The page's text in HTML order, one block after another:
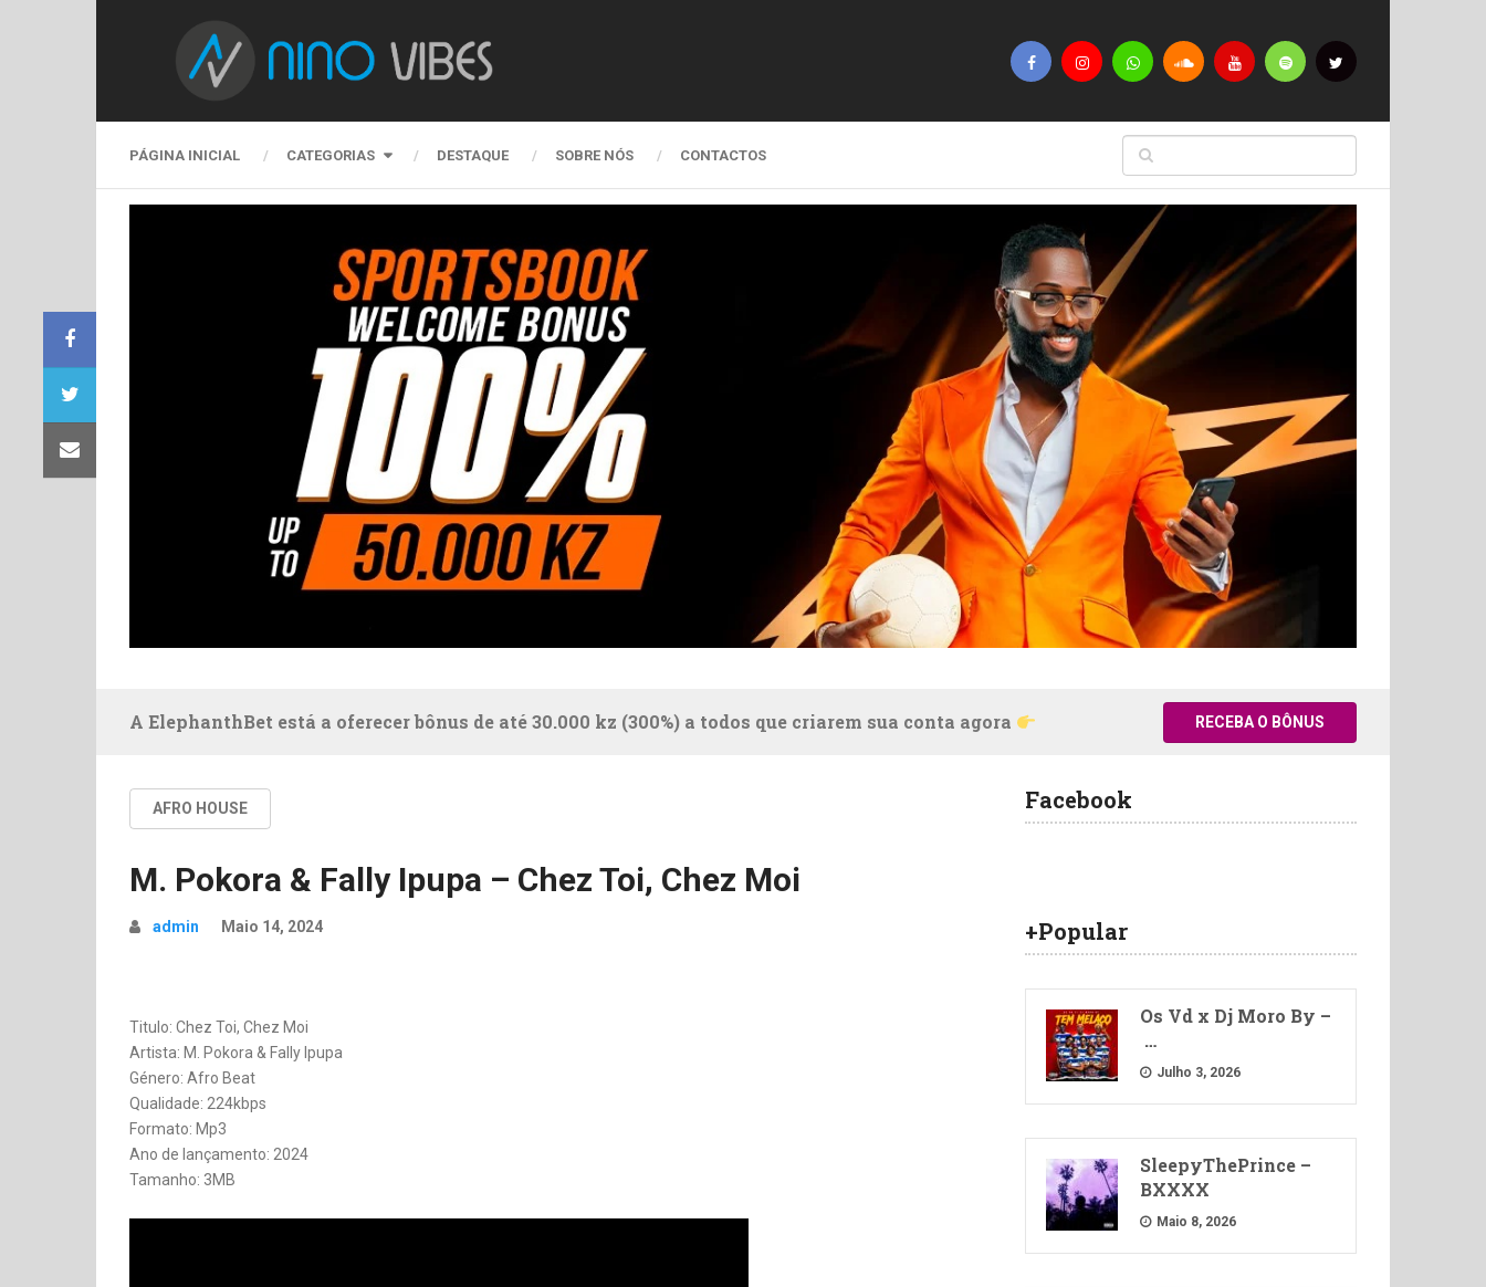
PÁGINA INICIAL CATEGORIAS DESTAQUE SOBRE NÓS CONTACTOS
A ElephanthBet está a oferecer bônus de até 30.000 kz (300%) a todos que criarem sua conta agora RECEBA O BÔNUS
AFRO HOUSE
M. Pokora & Fally Ipupa – Chez Toi, Chez Moi
admin Maio 14, 2024
Titulo: Chez Toi, Chez Moi
Artista: M. Pokora & Fally Ipupa
Género: Afro Beat
Qualidade: 224kbps
Formato: Mp3
Ano de lançamento: 2024
Tamanho: 3MB
Facebook
+Popular
Os Vd x Dj Moro By –
…
Julho 3, 2026
SleepyThePrince –
BXXXX
Maio 8, 2026